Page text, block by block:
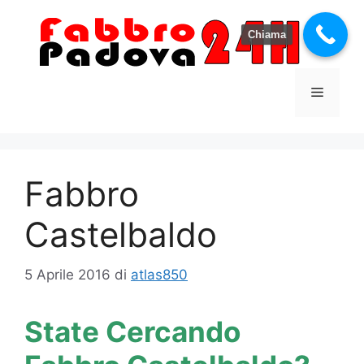
contenuto
Menu
Fabbro
Castelbaldo
5 Aprile 2016 di atlas850
State Cercando
Chiama